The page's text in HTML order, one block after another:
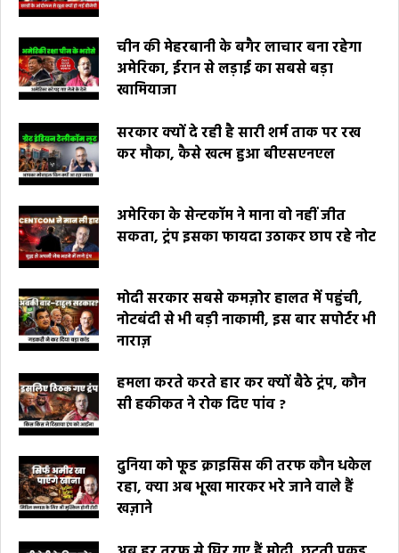
चीन की मेहरबानी के बगैर लाचार बना रहेगा
अमेरिका, ईरान से लड़ाई का सबसे बड़ा
खामियाजा
सरकार क्यों दे रही है सारी शर्म ताक पर रख
कर मौका, कैसे खत्म हुआ बीएसएनएल
अमेरिका के सेन्टकॉम ने माना वो नहीं जीत
सकता, ट्रंप इसका फायदा उठाकर छाप रहे नोट
मोदी सरकार सबसे कमज़ोर हालत में पहुंची,
नोटबंदी से भी बड़ी नाकामी, इस बार सपोर्टर भी
नाराज़
हमला करते करते हार कर क्यों बैठे ट्रंप, कौन
सी हकीकत ने रोक दिए पांव ?
दुनिया को फूड क्राइसिस की तरफ कौन धकेल
रहा, क्या अब भूखा मारकर भरे जाने वाले हैं
खज़ाने